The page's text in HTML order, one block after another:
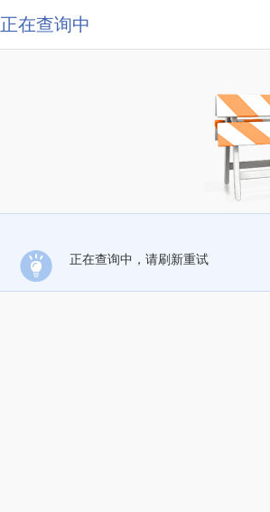
正在查询中
正在查询中，请刷新重试